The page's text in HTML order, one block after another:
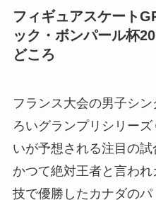
フィギュアスケート
ック・ボンパール杯
どころ
フランス大会の男子シ
ろいグランプリシリー
いが予想される注目の試
かつて絶対王者と言わ
技で優勝したカナダのパ